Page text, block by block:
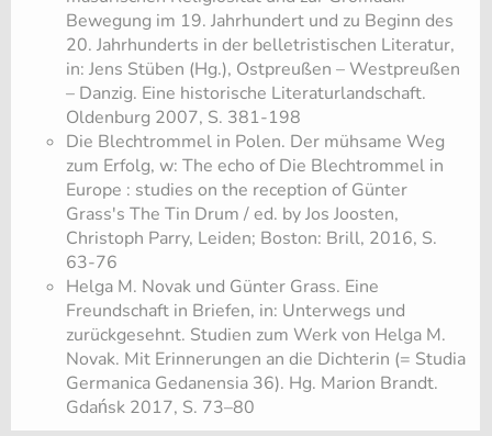
Bewegung im 19. Jahrhundert und zu Beginn des
20. Jahrhunderts in der belletristischen Literatur,
in: Jens Stüben (Hg.), Ostpreußen – Westpreußen
– Danzig. Eine historische Literaturlandschaft.
Oldenburg 2007, S. 381-198
Die Blechtrommel in Polen. Der mühsame Weg
zum Erfolg, w: The echo of Die Blechtrommel in
Europe : studies on the reception of Günter
Grass's The Tin Drum / ed. by Jos Joosten,
Christoph Parry, Leiden; Boston: Brill, 2016, S.
63-76
Helga M. Novak und Günter Grass. Eine
Freundschaft in Briefen, in: Unterwegs und
zurückgesehnt. Studien zum Werk von Helga M.
Novak. Mit Erinnerungen an die Dichterin (= Studia
Germanica Gedanensia 36). Hg. Marion Brandt.
Gdańsk 2017, S. 73–80